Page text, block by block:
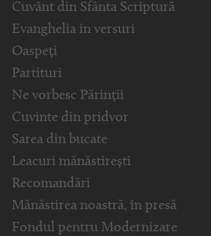
Cuvânt din Sfânta Scriptură
Evanghelia in versuri
Oaspeți
Partituri
Ne vorbesc Părinții
Cuvinte din pridvor
Sarea din bucate
Leacuri mănăstirești
Recomandări
Mănăstirea noastră, în presă
Fondul pentru Modernizare